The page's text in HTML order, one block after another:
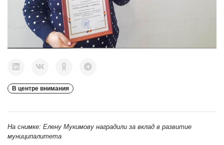
В центре внимания
На снимке: Елену Мукимову наградили за вклад в развитие
муниципалитета